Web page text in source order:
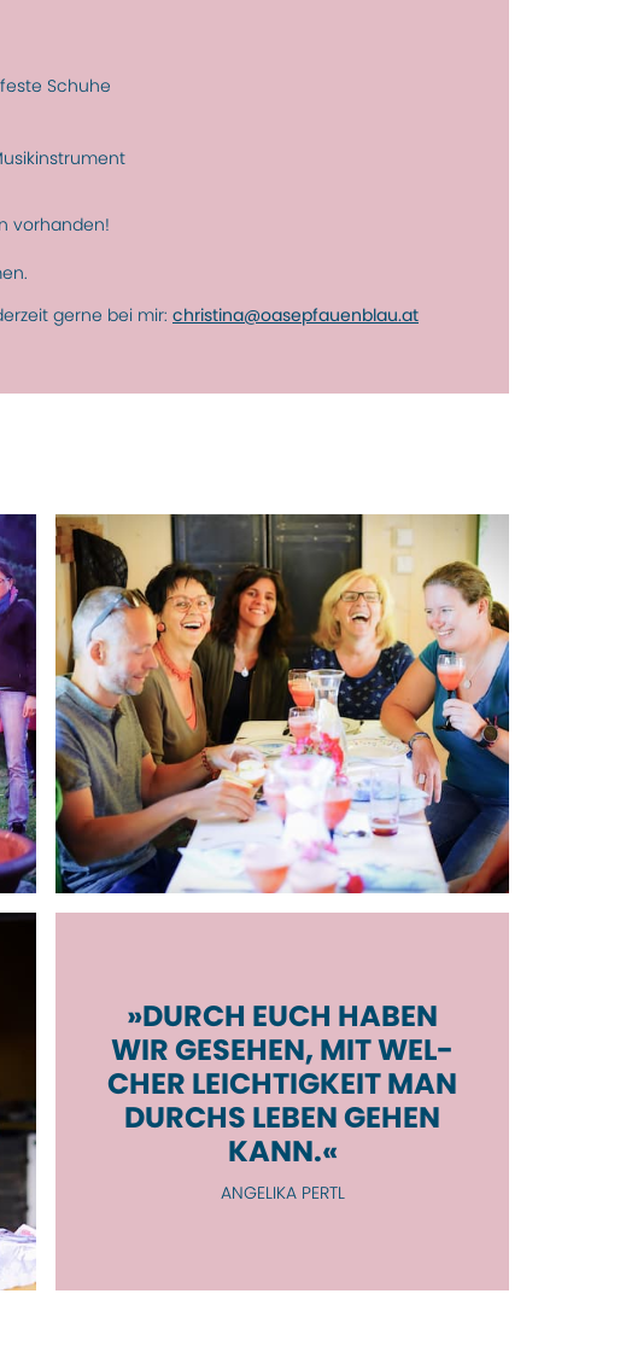
Schuhe
vorhanden!
gerne bei mir: christina@oasepfauenblau.at
»DURCH EUCH HABEN
WIR GESEHEN, MIT WEL­
CHER LEICH­TIG­KEIT MAN
DURCHS LEBEN GEHEN
KANN.«
ANGELIKA PERTL